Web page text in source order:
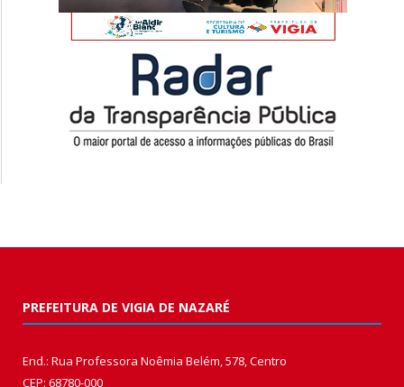
PREFEITURA DE VIGIA DE NAZARÉ
End.: Rua Professora Noêmia Belém, 578, Centro
CEP: 68780-000